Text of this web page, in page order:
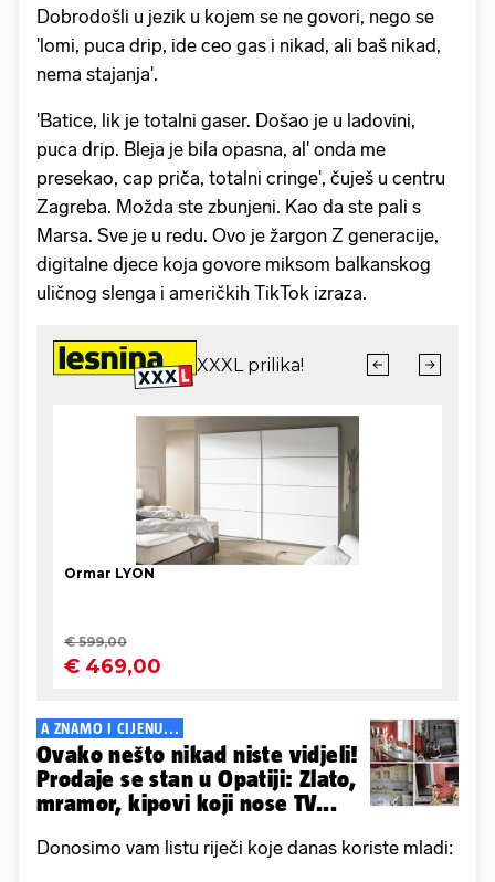
Dobrodošli u jezik u kojem se ne govori, nego se
'lomi, puca drip, ide ceo gas i nikad, ali baš nikad,
nema stajanja'.
'Batice, lik je totalni gaser. Došao je u ladovini,
puca drip. Bleja je bila opasna, al' onda me
presekao, cap priča, totalni cringe', čuješ u centru
Zagreba. Možda ste zbunjeni. Kao da ste pali s
Marsa. Sve je u redu. Ovo je žargon Z generacije,
digitalne djece koja govore miksom balkanskog
uličnog slenga i američkih TikTok izraza.
A ZNAMO I CIJENU...
Ovako nešto nikad niste vidjeli!
Prodaje se stan u Opatiji: Zlato,
mramor, kipovi koji nose TV...
Donosimo vam listu riječi koje danas koriste mladi: